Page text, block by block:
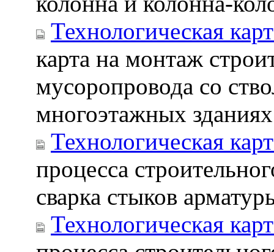
Технологическая
карта на монтаж
мусоропровода со
многоэтажных зданиях
Технологическая
процесса
сварка стыков
Технологическая